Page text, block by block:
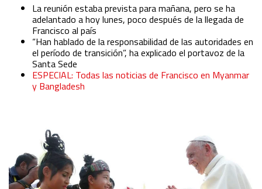
La reunión estaba prevista para mañana, pero se ha
adelantado a hoy lunes, poco después de la llegada de
Francisco al país
“Han hablado de la responsabilidad de las autoridades en
el período de transición”, ha explicado el portavoz de la
Santa Sede
ESPECIAL: Todas las noticias de Francisco en Myanmar
y Bangladesh